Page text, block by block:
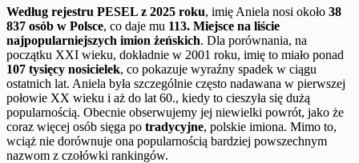
Według rejestru PESEL z 2025 roku, imię Aniela nosi około 38
837 osób w Polsce, co daje mu 113. Miejsce na liście
najpopularniejszych imion żeńskich. Dla porównania, na
początku XXI wieku, dokładnie w 2001 roku, imię to miało ponad
107 tysięcy nosicielek, co pokazuje wyraźny spadek w ciągu
ostatnich lat. Aniela była szczególnie często nadawana w pierwszej
połowie XX wieku i aż do lat 60., kiedy to cieszyła się dużą
popularnością. Obecnie obserwujemy jej niewielki powrót, jako że
coraz więcej osób sięga po tradycyjne, polskie imiona. Mimo to,
wciąż nie dorównuje ona popularnością bardziej powszechnym
nazwom z czołówki rankingów.